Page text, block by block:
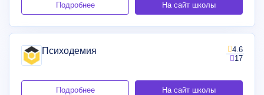
Подробнее На сайт школы
Психодемия
4.6
17
Подробнее На сайт школы